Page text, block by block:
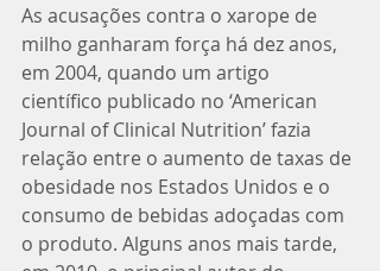
As acusações contra o xarope de
milho ganharam força há dez anos,
em 2004, quando um artigo
científico publicado no ‘American
Journal of Clinical Nutrition’ fazia
relação entre o aumento de taxas de
obesidade nos Estados Unidos e o
consumo de bebidas adoçadas com
o produto. Alguns anos mais tarde,